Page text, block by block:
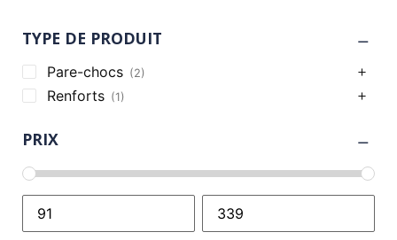
TYPE DE PRODUIT
Pare-chocs (2)
Renforts (1)
PRIX